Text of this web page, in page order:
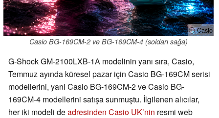
ⓘ Casio
Casio BG-169CM-2 ve BG-169CM-4 (soldan sağa)
G-Shock GM-2100LXB-1A modelinin yanı sıra, Casio,
Temmuz ayında küresel pazar için Casio BG-169CM serisi
modellerini, yani Casio BG-169CM-2 ve Casio BG-
169CM-4 modellerini satışa sunmuştu. İlgilenen alıcılar,
her iki modeli deadresinden Casio UK’nin resmi web